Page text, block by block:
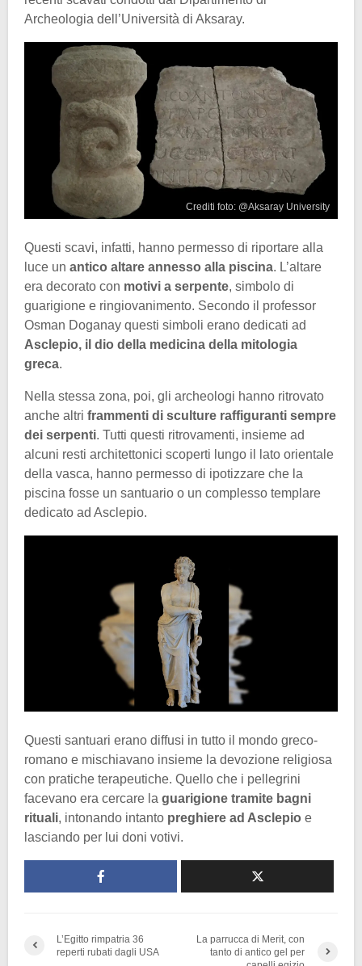
Archeologia dell’Università di Aksaray.
Crediti foto: @Aksaray University
Questi scavi, infatti, hanno permesso di riportare alla
luce un antico altare annesso alla piscina. L’altare
era decorato con motivi a serpente, simbolo di
guarigione e ringiovanimento. Secondo il professor
Osman Doganay questi simboli erano dedicati ad
Asclepio, il dio della medicina della mitologia
greca.
Nella stessa zona, poi, gli archeologi hanno ritrovato
anche altri frammenti di sculture raffiguranti sempre
dei serpenti. Tutti questi ritrovamenti, insieme ad
alcuni resti architettonici scoperti lungo il lato orientale
della vasca, hanno permesso di ipotizzare che la
piscina fosse un santuario o un complesso templare
dedicato ad Asclepio.
Questi santuari erano diffusi in tutto il mondo greco-
romano e mischiavano insieme la devozione religiosa
con pratiche terapeutiche. Quello che i pellegrini
facevano era cercare la guarigione tramite bagni
rituali, intonando intanto preghiere ad Asclepio e
lasciando per lui doni votivi.
L’Egitto rimpatria 36
reperti rubati dagli USA
La parrucca di Merit, con
tanto di antico gel per